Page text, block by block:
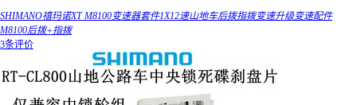
SHIMANO禧玛诺XT M8100变速器套件1X12速山地车后拨指拨变速升级变速配件
M8100后拨+指拨
3条评价